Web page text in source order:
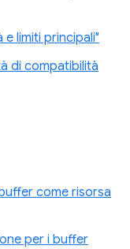
e limiti principali"
di compatibilità
come risorsa
per i buffer